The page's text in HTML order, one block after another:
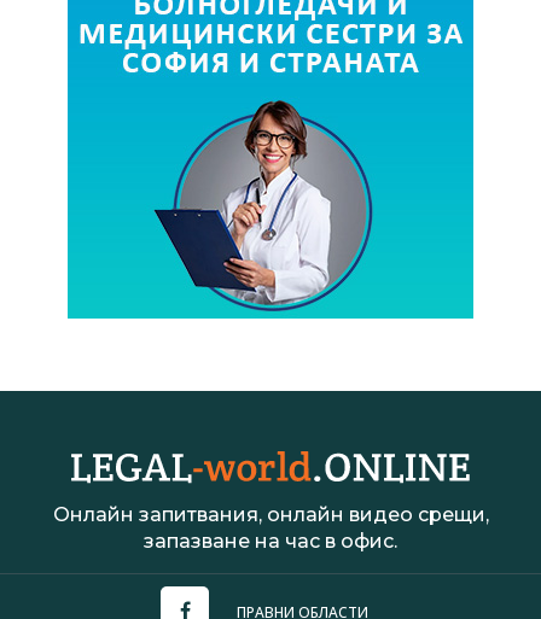
Онлайн запитвания, онлайн видео срещи,
запазване на час в офис.
ПРАВНИ ОБЛАСТИ